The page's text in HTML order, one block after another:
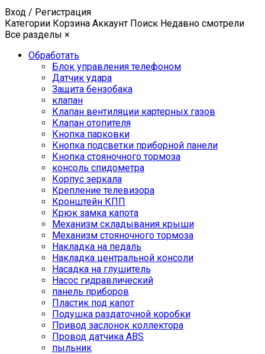
Вход / Регистрация
Категории Корзина Аккаунт Поиск Недавно смотрели
Все разделы ×
Обработать
Блок управления телефоном
Датчик удара
Защита бензобака
клапан
Клапан вентиляции картерных газов
Клапан отопителя
Кнопка парковки
Кнопка подсветки приборной панели
Кнопка стояночного тормоза
консоль спидометра
Корпус зеркала
Крепление телевизора
Кронштейн КПП
Крюк замка капота
Механизм складывания крыши
Механизм стояночного тормоза
Накладка на педаль
Накладка центральной консоли
Насадка на глушитель
Насос гидравлический
панель приборов
Пластик под капот
Подушка раздаточной коробки
Привод заслонок коллектора
Провод датчика ABS
пыльник